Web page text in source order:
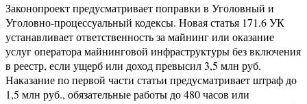
Законопроект предусматривает поправки в Уголовный и
Уголовно-процессуальный кодексы. Новая статья 171.6 УК
устанавливает ответственность за майнинг или оказание
услуг оператора майнинговой инфраструктуры без включения
в реестр, если ущерб или доход превысил 3,5 млн руб.
Наказание по первой части статьи предусматривает штраф до
1,5 млн руб., обязательные работы до 480 часов или